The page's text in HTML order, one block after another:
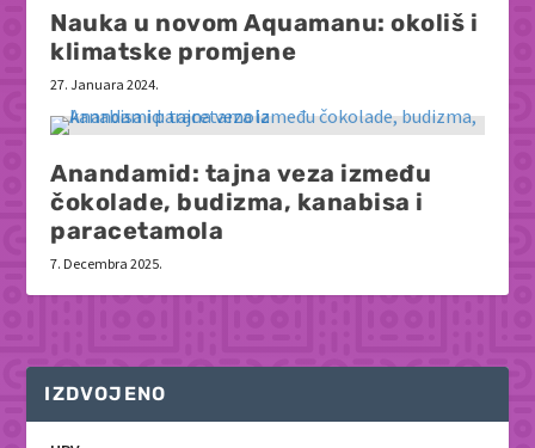
Nauka u novom Aquamanu: okoliš i
klimatske promjene
27. Januara 2024.
Anandamid: tajna veza između
čokolade, budizma, kanabisa i
paracetamola
7. Decembra 2025.
IZDVOJENO